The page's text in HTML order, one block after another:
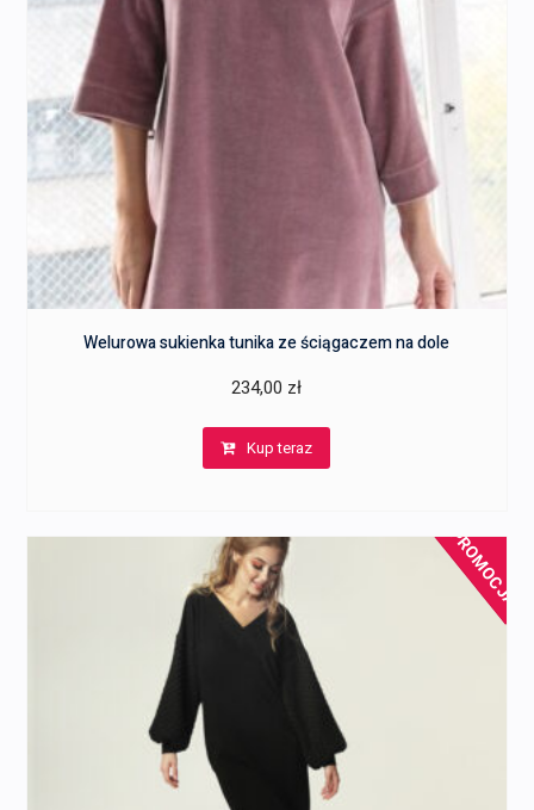
Welurowa sukienka tunika ze ściągaczem na dole
234,00 zł
Kup teraz
PROMOCJA!